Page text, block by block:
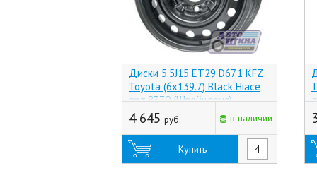
Диски 5.5J15 ET29 D67.1 KFZ
Toyota (6x139.7) Black Hiace
арт.8370 (Швейцария)
4 645 руб. в наличии
Купить